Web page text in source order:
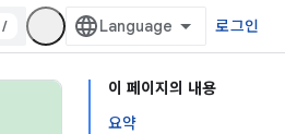
/ 로그인
이 페이지의 내용
요약